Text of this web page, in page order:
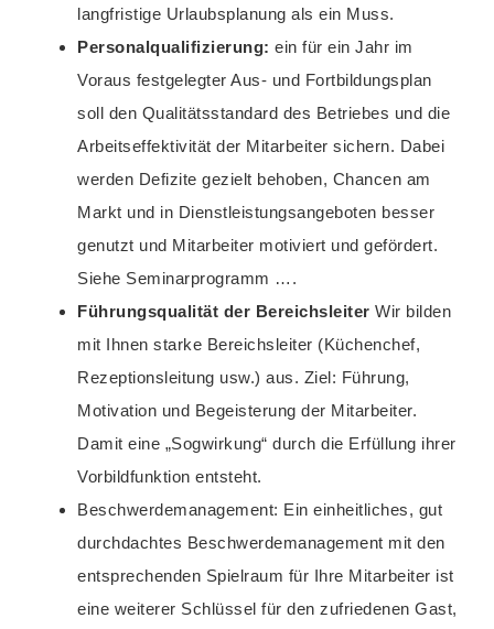
langfristige Urlaubsplanung als ein Muss.
Personalqualifizierung: ein für ein Jahr im
Voraus festgelegter Aus- und Fortbildungsplan
soll den Qualitätsstandard des Betriebes und die
Arbeitseffektivität der Mitarbeiter sichern. Dabei
werden Defizite gezielt behoben, Chancen am
Markt und in Dienstleistungsangeboten besser
genutzt und Mitarbeiter motiviert und gefördert.
Siehe Seminarprogramm ….
Führungsqualität der Bereichsleiter Wir bilden
mit Ihnen starke Bereichsleiter (Küchenchef,
Rezeptionsleitung usw.) aus. Ziel: Führung,
Motivation und Begeisterung der Mitarbeiter.
Damit eine „Sogwirkung“ durch die Erfüllung ihrer
Vorbildfunktion entsteht.
Beschwerdemanagement: Ein einheitliches, gut
durchdachtes Beschwerdemanagement mit den
entsprechenden Spielraum für Ihre Mitarbeiter ist
eine weiterer Schlüssel für den zufriedenen Gast,